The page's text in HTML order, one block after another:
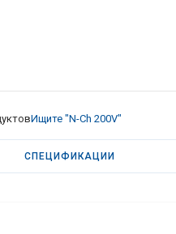
Ищите "N-Ch 200V"
СПЕЦИФИКАЦИИ